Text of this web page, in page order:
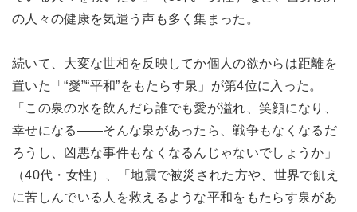
の人々の健康を気遣う声も多く集まった。
続いて、大変な世相を反映してか個人の欲からは距離を
置いた「“愛”“平和”をもたらす泉」が第4位に入った。
「この泉の水を飲んだら誰でも愛が溢れ、笑顔になり、
幸せになる——そんな泉があったら、戦争もなくなるだ
ろうし、凶悪な事件もなくなるんじゃないでしょうか」
（40代・女性）、「地震で被災された方や、世界で飢え
に苦しんでいる人を救えるような平和をもたらす泉があ